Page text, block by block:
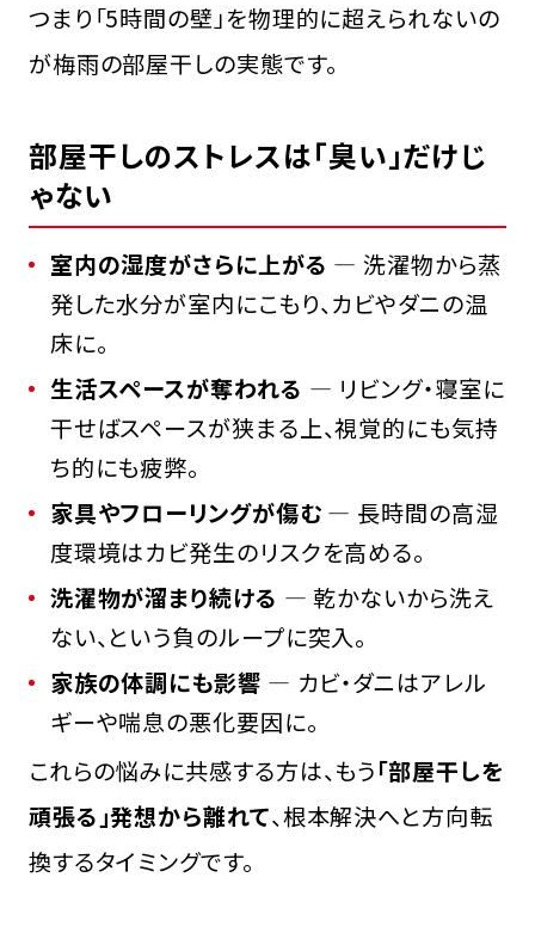
つまり「5時間の壁」を物理的に超えられないの
が梅雨の部屋干しの実態です。
部屋干しのストレスは「臭い」だけじ
ゃない
室内の湿度がさらに上がる ― 洗濯物から蒸
発した水分が室内にこもり、カビやダニの温
床に。
生活スペースが奪われる ― リビング・寝室に
干せばスペースが狭まる上、視覚的にも気持
ち的にも疲弊。
家具やフローリングが傷む― 長時間の高湿
度環境はカビ発生のリスクを高める。
洗濯物が溜まり続ける ― 乾かないから洗え
ない、という負のループに突入。
家族の体調にも影響 ― カビ・ダニはアレル
ギーや喘息の悪化要因に。
これらの悩みに共感する方は、もう「部屋干しを
頑張る」発想から離れて、根本解決へと方向転
換するタイミングです。